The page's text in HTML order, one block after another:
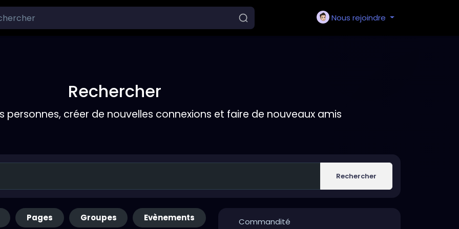
Nous rejoindre
Rechercher
personnes, créer de nouvelles connexions et faire de nouveaux amis
Rechercher
Pages Groupes Evènements Commandité